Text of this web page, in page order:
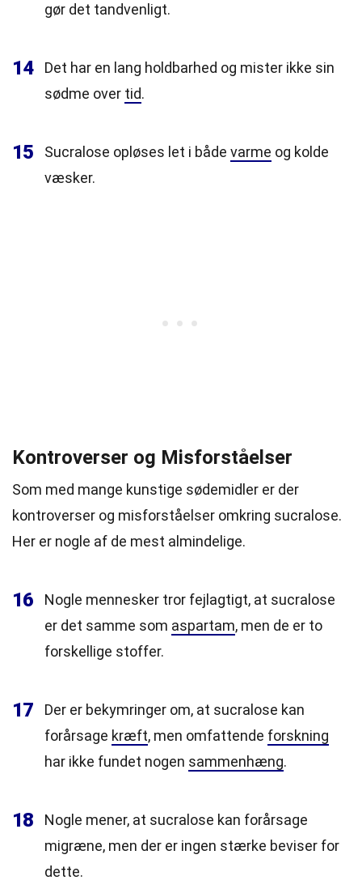
gør det tandvenligt.
14
Det har en lang holdbarhed og mister ikke sin
sødme over tid.
15 Sucralose opløses let i både varme og kolde
væsker.
Kontroverser og Misforståelser
Som med mange kunstige sødemidler er der
kontroverser og misforståelser omkring sucralose.
Her er nogle af de mest almindelige.
16
Nogle mennesker tror fejlagtigt, at sucralose
er det samme som aspartam, men de er to
forskellige stoffer.
17
Der er bekymringer om, at sucralose kan
forårsage kræft, men omfattende forskning
har ikke fundet nogen sammenhæng.
18
Nogle mener, at sucralose kan forårsage
migræne, men der er ingen stærke beviser for
dette.